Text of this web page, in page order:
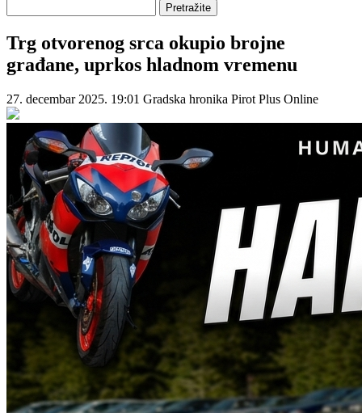
Pretražite
Trg otvorenog srca okupio brojne
građane, uprkos hladnom vremenu
27. decembar 2025. 19:01 Gradska hronika Pirot Plus Online